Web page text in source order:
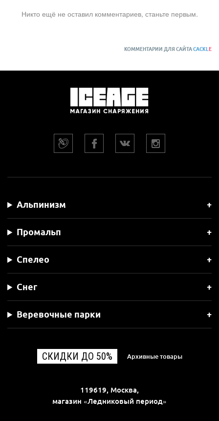
Никто ещё не оставил комментариев, станьте первым.
КОММЕНТАРИИ ДЛЯ САЙТАCACKL E
Альпинизм
Промальп
Спелео
Снег
Веревочные парки
СКИДКИ ДО 50% Архивные товары
119619, Москва,
магазин «Ледниковый период»